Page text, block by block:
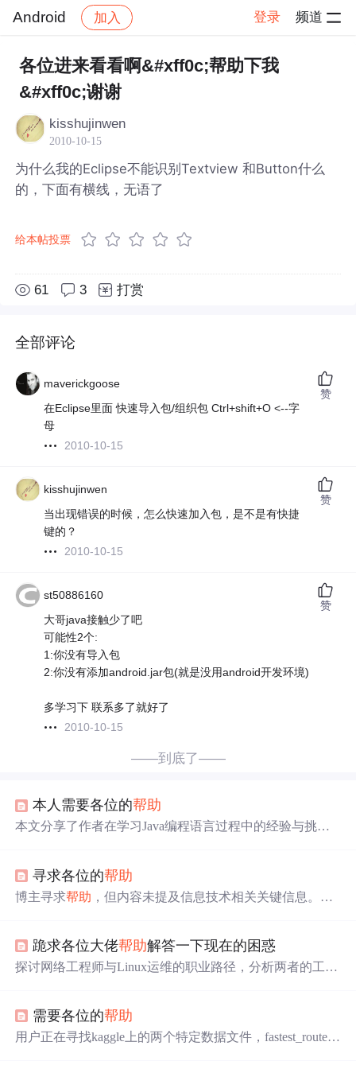
Android 加入 登录 频道
社区 Android 帖子详情
各位进来看看啊&#xff0c;帮助下我
&#xff0c;谢谢
kisshujinwen
2010-10-15
为什么我的Eclipse不能识别Textview 和Button什么
的，下面有横线，无语了
给本帖投票
61 3 打赏
全部评论
maverickgoose
在Eclipse里面 快速导入包/组织包 Ctrl+shift+O <--字
母
2010-10-15
赞
kisshujinwen
当出现错误的时候，怎么快速加入包，是不是有快捷
键的？
2010-10-15
赞
st50886160
大哥java接触少了吧
可能性2个:
1:你没有导入包
2:你没有添加android.jar包(就是没用android开发环境)
多学习下 联系多了就好了
2010-10-15
赞
——到底了——
本人需要各位的帮助
本文分享了作者在学习Java编程语言过程中的经验与挑
寻求各位的帮助
博主寻求帮助 ，但内容未提及信息技术相关关键信息。标
跪求各位大佬帮助解答一下现在的困惑
探讨网络工程师与Linux运维的职业路径，分析两者的工作
需要各位的帮助
用户正在寻找kaggle上的两个特定数据文件，fastest_routes_